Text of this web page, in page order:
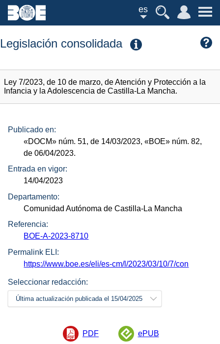
es
Legislación consolidada
Ley 7/2023, de 10 de marzo, de Atención y Protección a la
Infancia y la Adolescencia de Castilla-La Mancha.
Publicado en:
«DOCM» núm. 51, de 14/03/2023,«BOE» núm. 82,
de 06/04/2023.
Entrada en vigor:
14/04/2023
Departamento:
Comunidad Autónoma de Castilla-La Mancha
Referencia:
BOE-A-2023-8710
Permalink ELI:
https://www.boe.es/eli/es-cm/l/2023/03/10/7/con
Seleccionar redacción:
Última actualización publicada el 15/04/2025
PDF ePUB